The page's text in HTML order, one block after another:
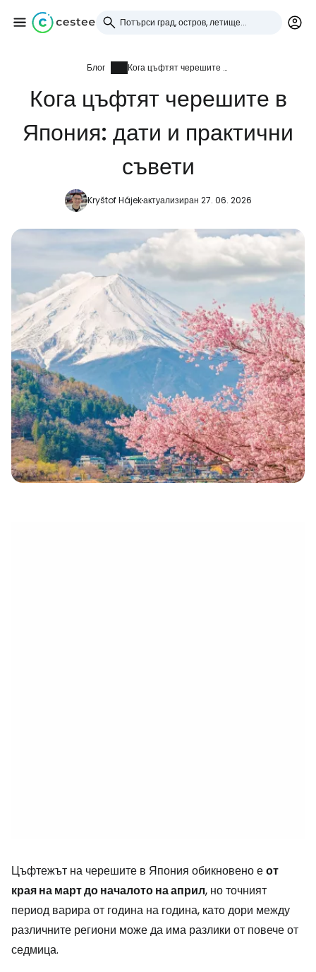
Блог Кога цъфтят черешите в Япония: дати и практични съвети
Кога цъфтят черешите в
Япония: дати и практични
съвети
Kryštof Hájekактуализиран 27. 06. 2026
Цъфтежът на черешите в Япония обикновено еот
края на март до началото на април, но точният
период варира от година на година, като дори между
различните региони може да има разлики от повече от
седмица.
Влезте в Cestee
... световната общност на туристите
Продължете с имейл